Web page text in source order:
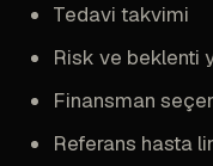
Tedavi takvimi
Risk ve beklenti
Finansman
Referans hasta